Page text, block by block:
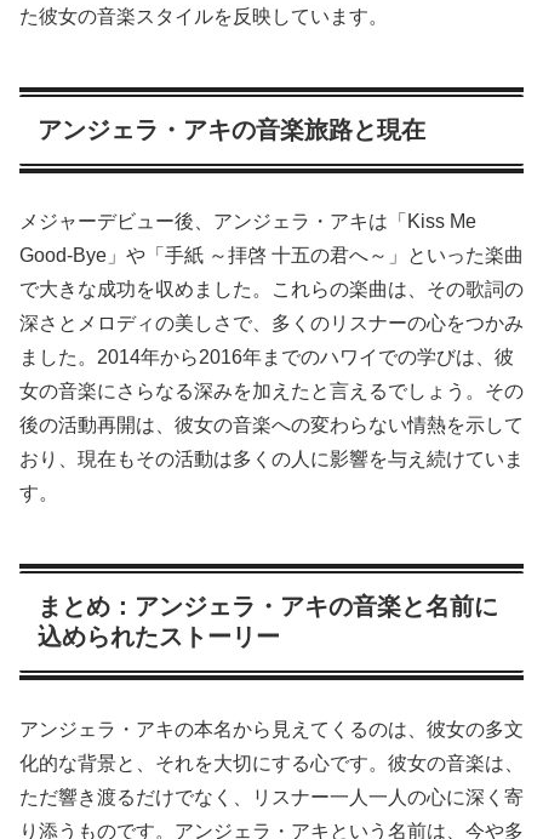
た彼女の音楽スタイルを反映しています。
アンジェラ・アキの音楽旅路と現在
メジャーデビュー後、アンジェラ・アキは「Kiss Me
Good-Bye」や「手紙 ～拝啓 十五の君へ～」といった楽曲
で大きな成功を収めました。これらの楽曲は、その歌詞の
深さとメロディの美しさで、多くのリスナーの心をつかみ
ました。2014年から2016年までのハワイでの学びは、彼
女の音楽にさらなる深みを加えたと言えるでしょう。その
後の活動再開は、彼女の音楽への変わらない情熱を示して
おり、現在もその活動は多くの人に影響を与え続けていま
す。
まとめ：アンジェラ・アキの音楽と名前に
込められたストーリー
アンジェラ・アキの本名から見えてくるのは、彼女の多文
化的な背景と、それを大切にする心です。彼女の音楽は、
ただ響き渡るだけでなく、リスナー一人一人の心に深く寄
り添うものです。アンジェラ・アキという名前は、今や多